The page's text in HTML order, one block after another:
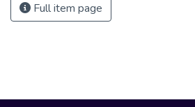
Full item page